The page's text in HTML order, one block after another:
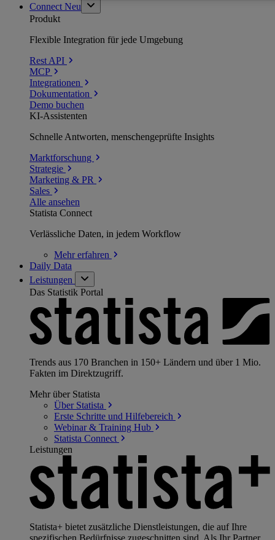
Connect Neu
Produkt
Flexible Integration für jede Umgebung
Rest API
MCP
Integrationen
Dokumentation
Demo buchen
KI-Assistenten
Schnelle Antworten, menschengeprüfte Insights
Marktforschung
Strategie
Marketing & PR
Sales
Alle ansehen
Statista Connect
Verlässliche Daten, in jedem Workflow
Mehrerfahren
Daily Data
Leistungen
Das Statistik Portal
Trends aus 170 Branchen in 150+ Ländern und über 1 Mio.
Fakten im Direktzugriff.
Mehr über Statista
Über Statista
Erste Schritte und Hilfebereich
Webinar & Training Hub
Statista Connect
Leistungen
Statista+ bietet zusätzliche Dienstleistungen, die auf Ihre
spezifischen Bedürfnisse zugeschnitten sind. Als Ihr Partner